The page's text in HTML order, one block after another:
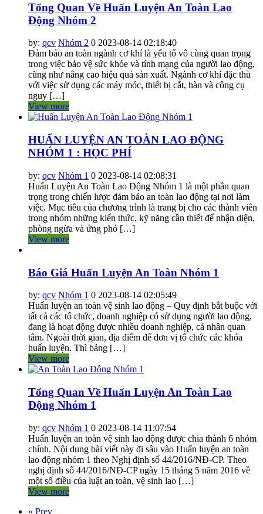
Tổng Quan Về Huấn Luyện An Toàn Lao
Động Nhóm 2
by: qcv Nhóm 2 0 2023-08-14 02:18:40
Đảm bảo an toàn ngành cơ khí là yếu tố vô cùng quan trọng
trong việc bảo vệ sức khỏe và tính mạng của người lao động,
cũng như nâng cao hiệu quả sản xuất. Ngành cơ khí đặc thù
với việc sử dụng các máy móc, thiết bị cắt, hàn và công cụ
nguy […]
View more
HUẤN LUYỆN AN TOÀN LAO ĐỘNG
NHÓM 1 : HỌC PHÍ
by: qcv Nhóm 1 0 2023-08-14 02:08:31
Huấn Luyện An Toàn Lao Động Nhóm 1 là một phần quan
trọng trong chiến lược đảm bảo an toàn lao động tại nơi làm
việc. Mục tiêu của chương trình là trang bị cho các thành viên
trong nhóm những kiến thức, kỹ năng cần thiết để nhận diện,
phòng ngừa và ứng phó […]
View more
Báo Giá Huấn Luyện An Toàn Nhóm 1
by: qcv Nhóm 1 0 2023-08-14 02:05:49
Huấn luyện an toàn vệ sinh lao động – Quy định bắt buộc với
tất cả các tổ chức, doanh nghiệp có sử dụng người lao động,
đang là hoạt động được nhiều doanh nghiệp, cá nhân quan
tâm. Ngoài thời gian, địa điểm để đơn vị tổ chức các khóa
huấn luyện. Thì bảng […]
View more
Tổng Quan Về Huấn Luyện An Toàn Lao
Động Nhóm 1
by: qcv Nhóm 1 0 2023-08-14 11:07:54
Huấn luyện an toàn vệ sinh lao động được chia thành 6 nhóm
chính. Nội dung bài viết này đi sâu vào Huấn luyện an toàn
lao động nhóm 1 theo Nghị định số 44/2016/NĐ-CP. Theo
nghị định số 44/2016/NĐ-CP ngày 15 tháng 5 năm 2016 về
một số điều của luật an toàn, vệ sinh lao […]
View more
« Prev